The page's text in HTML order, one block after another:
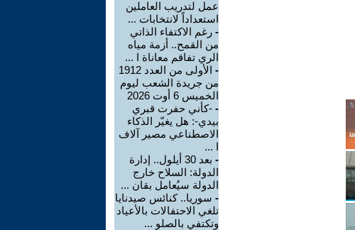
عمل لتدريب العاملين
استعداداً لانتخابات ...
- رغم الاكتفاء الذاتي
من القمح.. أزمة مياه
الري تفاقم معاناة ا ...
-
الأولى من العدد 1912
من جريدة الشعب ليوم
الخميس 6 أوت 2026
- -كأني حفرت قبري
بيدي-: هل يغيّر الذكاء
الاصطناعي مصير آلاف
ا ...
-
بعد 30 أيلول.. إدارة
الدولة: السلاح خارج
الدولة سيُعامل بقان ...
- سوريا.. كنائس صيدنايا
تلغي الاحتفالات بالأعياد
وتكتفي بالصلو ...